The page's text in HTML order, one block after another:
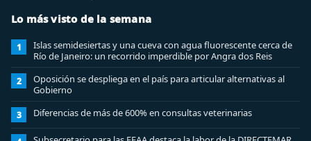
Lo más visto de la semana
1
Islas semidesiertas y una cueva con agua fluorescente cerca de
Río de Janeiro: un recorrido imperdible por Angra dos Reis
2
Oposición se despliega en el país para articular alternativas al
Gobierno
3 Diferencias de más de 600% en consultas veterinarias